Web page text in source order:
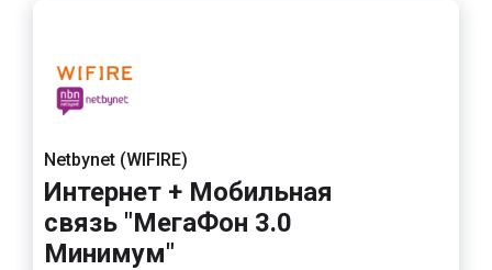
Netbynet (WIFIRE)
Интернет + Мобильная
связь "МегаФон 3.0
Минимум"